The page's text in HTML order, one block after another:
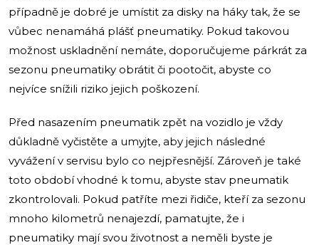
případně je dobré je umístit za disky na háky tak, že se
vůbec nenamáhá plášť pneumatiky. Pokud takovou
možnost uskladnění nemáte, doporučujeme párkrát za
sezonu pneumatiky obrátit či pootočit, abyste co
nejvíce snížili riziko jejich poškození.
Před nasazením pneumatik zpět na vozidlo je vždy
důkladně vyčistěte a umyjte, aby jejich následné
vyvážení v servisu bylo co nejpřesnější. Zároveň je také
toto období vhodné k tomu, abyste stav pneumatik
zkontrolovali. Pokud patříte mezi řidiče, kteří za sezonu
mnoho kilometrů nenajezdí, pamatujte, že i
pneumatiky mají svou životnost a neměli byste je